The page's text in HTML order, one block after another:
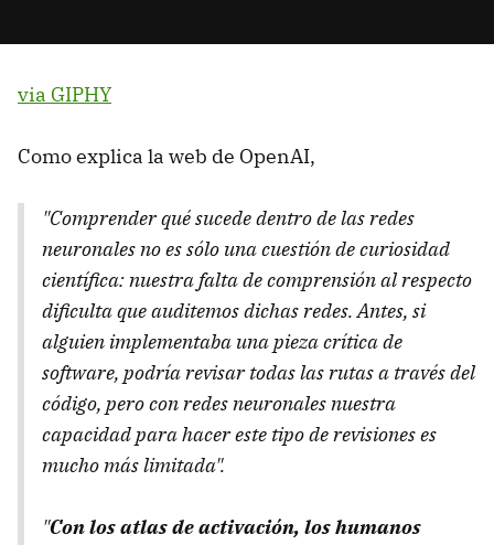
via GIPHY
Como explica la web de OpenAI,
"Comprender qué sucede dentro de las redes
neuronales no es sólo una cuestión de curiosidad
científica: nuestra falta de comprensión al respecto
dificulta que auditemos dichas redes. Antes, si
alguien implementaba una pieza crítica de
software, podría revisar todas las rutas a través del
código, pero con redes neuronales nuestra
capacidad para hacer este tipo de revisiones es
mucho más limitada".
"Con los atlas de activación, los humanos